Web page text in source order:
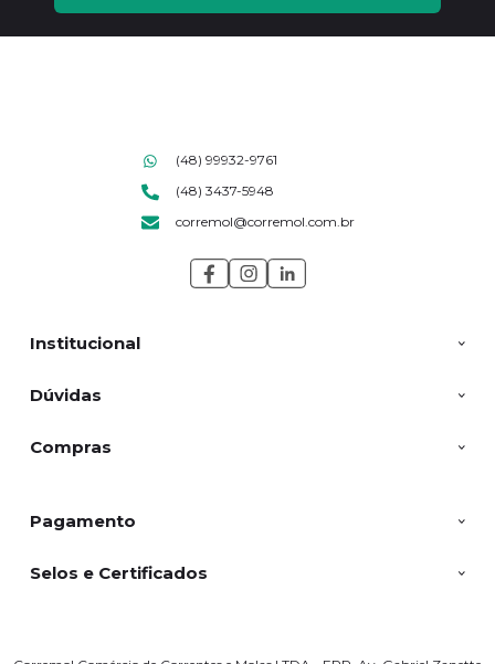
Institucional
Dúvidas
Compras
(48) 99932-9761
(48) 3437-5948
corremol@corremol.com.br
Pagamento
Selos e Certificados